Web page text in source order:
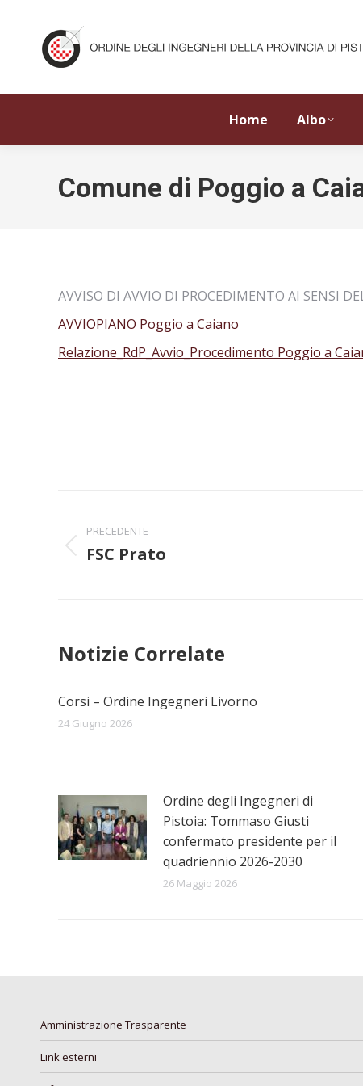
Home Albo
Comune di Poggio a
AVVISO DI AVVIO DI PROCEDIMENTO AI SENSI
AVVIOPIANO Poggio a Caiano
Relazione_RdP_Avvio_Procedimento Poggio a
traPRECEDENTE
Post
FSC Prato
Notizie Correlate
Corsi – Ordine Ingegneri Livorno
24 Giugno 2026
Ordine degli Ingegneri di
Pistoia: Tommaso Giusti
confermato presidente per il
quadriennio 2026-2030
26 Maggio 2026
Amministrazione Trasparente
Link esterni